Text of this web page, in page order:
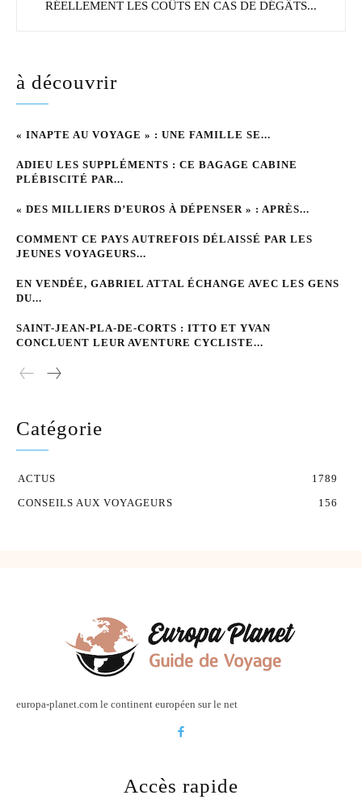
RÉELLEMENT LES COÛTS EN CAS DE DÉGÂTS...
à découvrir
« INAPTE AU VOYAGE » : UNE FAMILLE SE...
ADIEU LES SUPPLÉMENTS : CE BAGAGE CABINE
PLÉBISCITÉ PAR...
« DES MILLIERS D’EUROS À DÉPENSER » : APRÈS...
COMMENT CE PAYS AUTREFOIS DÉLAISSÉ PAR LES
JEUNES VOYAGEURS...
EN VENDÉE, GABRIEL ATTAL ÉCHANGE AVEC LES GENS
DU...
SAINT-JEAN-PLA-DE-CORTS : ITTO ET YVAN
CONCLUENT LEUR AVENTURE CYCLISTE...
Catégorie
ACTUS
1789
CONSEILS AUX VOYAGEURS
156
europa-planet.com le continent européen sur le net
Accès rapide